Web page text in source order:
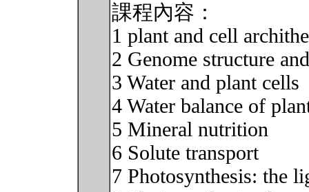
課程內容：
1 plant and cell
2 Genome structure
3 Water and plant cells
4 Water balance of
5 Mineral nutrition
6 Solute transport
7 Photosynthesis: the